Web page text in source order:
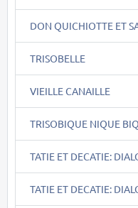
DON QUICHIOTTE ET
TRISOBELLE
VIEILLE CANAILLE
TRISOBIQUE NIQUE
TATIE ET DECATIE:
TATIE ET DECATIE: